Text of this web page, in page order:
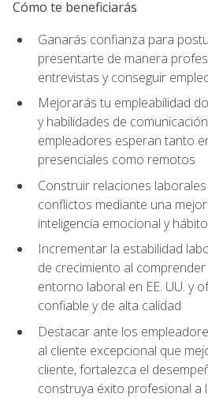
Cómo te beneficiarás
Ganarás confianza para
presentarte de manera
entrevistas y conseguir
Mejorarás tu empleabilidad
y habilidades de
empleadores esperan tanto
presenciales como remotos
Construir relaciones
conflictos mediante una
inteligencia emocional y
Incrementar la estabilidad
de crecimiento al
entorno laboral en EE. UU. y
confiable y de alta calidad
Destacar ante los
al cliente excepcional que
cliente, fortalezca el
construya éxito profesional a